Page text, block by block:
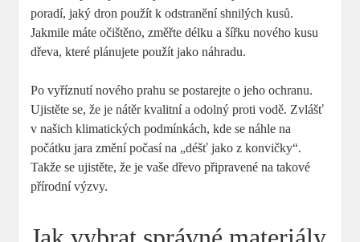
poradí, jaký dron použít k odstranění shnilých kusů.
Jakmile máte očištěno, změřte délku a šířku nového kusu
dřeva, které plánujete použít jako náhradu.
Po vyříznutí nového prahu se postarejte o jeho ochranu.
Ujistěte se, že je nátěr kvalitní a odolný proti vodě. Zvlášť
v našich klimatických podmínkách, kde se náhle na
počátku jara změní počasí na „déšť jako z konvičky“.
Takže se ujistěte, že je vaše dřevo připravené na takové
přírodní výzvy.